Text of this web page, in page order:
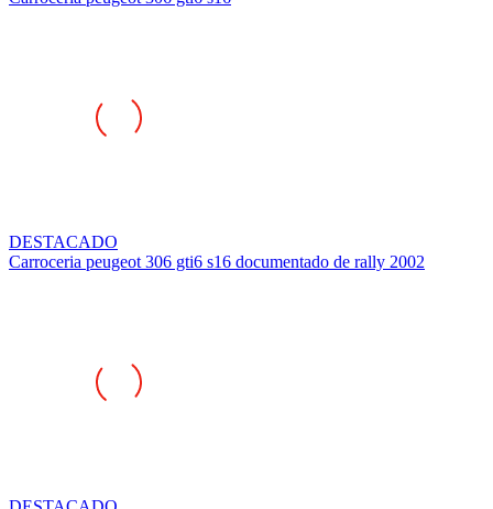
Carroceria peugeot 306 gti6 s16 documentado de rally 2002
Carroceria peugeot 306 gti6 s16